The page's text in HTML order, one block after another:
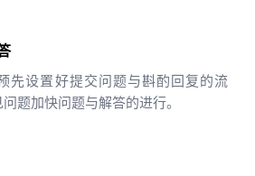
先设置好提交问题与斟酌回复的流
题加快问题与解答的进行。